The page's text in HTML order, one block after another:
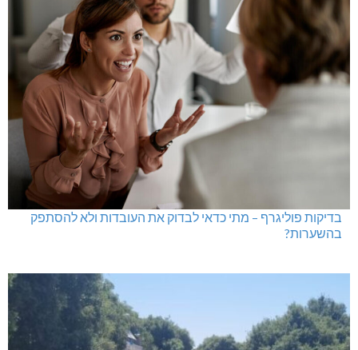
בדיקות פוליגרף במקומות עבודה – לא רק בעקבות גניבה